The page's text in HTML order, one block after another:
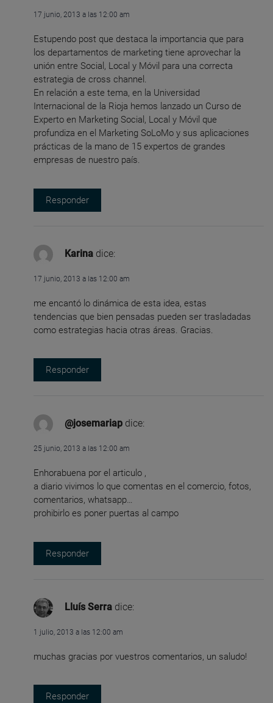
17 junio, 2013 a las 12:00 am
Estupendo post que destaca la importancia que para
los departamentos de marketing tiene aprovechar la
unión entre Social, Local y Móvil para una correcta
estrategia de cross channel.
En relación a este tema, en la Universidad
Internacional de la Rioja hemos lanzado un Curso de
Experto en Marketing Social, Local y Móvil que
profundiza en el Marketing SoLoMo y sus aplicaciones
prácticas de la mano de 15 expertos de grandes
empresas de nuestro país.
Responder
Karina dice:
17 junio, 2013 a las 12:00 am
me encantó lo dinámica de esta idea, estas
tendencias que bien pensadas pueden ser trasladadas
como estrategias hacia otras áreas. Gracias.
Responder
@josemariap dice:
25 junio, 2013 a las 12:00 am
Enhorabuena por el articulo ,
a diario vivimos lo que comentas en el comercio, fotos,
comentarios, whatsapp…
prohibirlo es poner puertas al campo
Responder
Lluís Serra dice:
1 julio, 2013 a las 12:00 am
muchas gracias por vuestros comentarios, un saludo!
Responder